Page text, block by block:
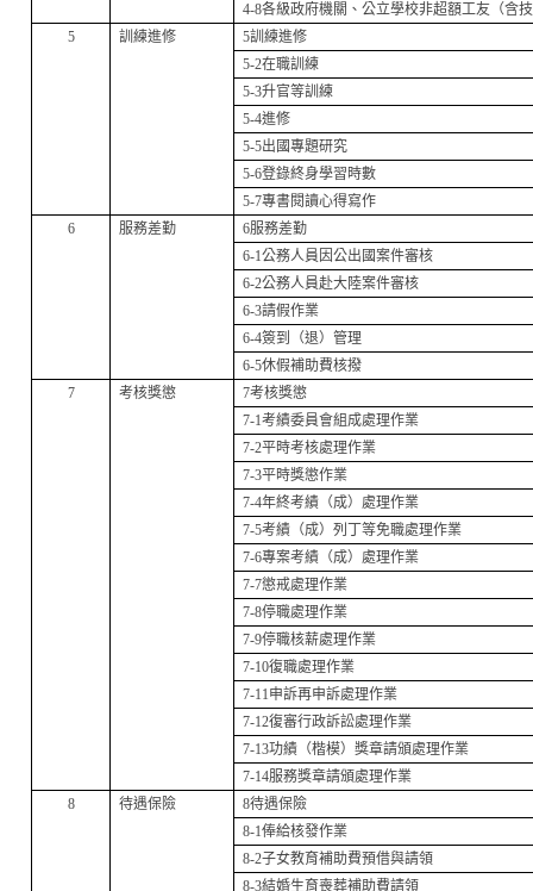
4-8各級政府機關、公立學校非超額工友（含
5
訓練進修 5訓練進修
5-2在職訓練
5-3升官等訓練
5-4進修
5-5出國專題研究
5-6登錄終身學習時數
5-7專書閱讀心得寫作
6
服務差勤 6服務差勤
6-1公務人員因公出國案件審核
6-2公務人員赴大陸案件審核
6-3請假作業
6-4簽到（退）管理
6-5休假補助費核撥
7
考核獎懲 7考核獎懲
7-1考績委員會組成處理作業
7-2平時考核處理作業
7-3平時獎懲作業
7-4年終考績（成）處理作業
7-5考績（成）列丁等免職處理作業
7-6專案考績（成）處理作業
7-7懲戒處理作業
7-8停職處理作業
7-9停職核薪處理作業
7-10復職處理作業
7-11申訴再申訴處理作業
7-12復審行政訴訟處理作業
7-13功績（楷模）獎章請頒處理作業
7-14服務獎章請頒處理作業
8
待遇保險 8待遇保險
8-1俸給核發作業
8-2子女教育補助費預借與請領
8-3結婚生育喪葬補助費請領